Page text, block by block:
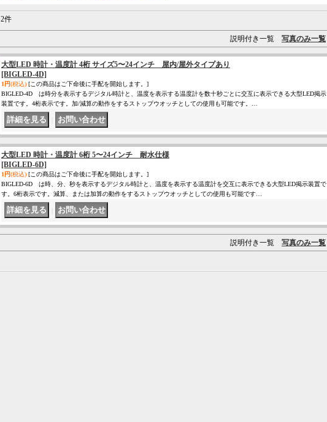
2件
説明付き一覧 写真のみ一覧
大型LED 時計・温度計 4桁 サイズ5〜24インチ 屋内/屋外タイプあり
[BIGLED-4D]
1円(税込) [この商品はご下命後に手配を開始します。]
BIGLED-4D は時分を表示するデジタル時計と、温度を表示する温度計を数十秒ごとに交互に表示できる大型LED掲示
装置です。4桁表示です。加/減算の動作をするストップウオッチとしての使用も可能です。…
大型LED 時計・温度計 6桁 5〜24インチ 耐水仕様
[BIGLED-6D]
1円(税込) [この商品はご下命後に手配を開始します。]
BIGLED-6D は時、分、秒を表示するデジタル時計と、温度を表示する温度計を交互に表示できる大型LED掲示装置で
す。6桁表示です。減算、または加算の動作をするストップウオッチとしての使用も可能です…
説明付き一覧 写真のみ一覧